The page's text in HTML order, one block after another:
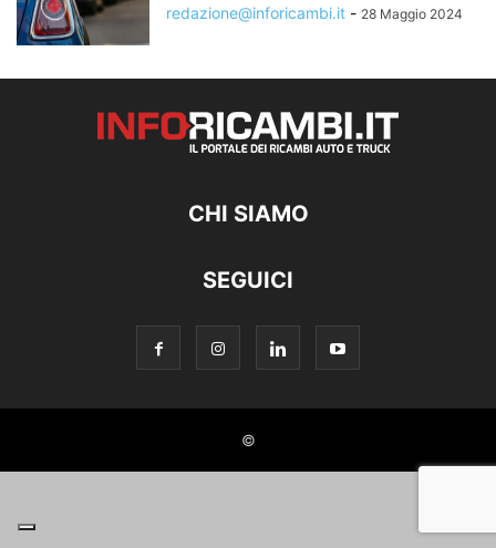
redazione@inforicambi.it - 28 Maggio 2024
CHI SIAMO
SEGUICI
©